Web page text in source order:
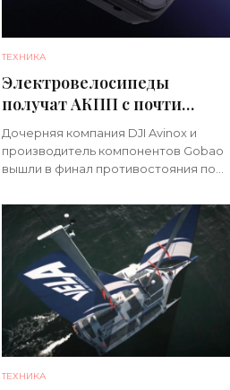
ТЕХНИКА
Электровелосипеды
получат АКПП с почти
бесконечным количеством
скоростей - «Техника»
Дочерняя компания DJI Avinox и
производитель компонентов Gobao
вышли в финал противостояния по
для электробайков с
интегрированной вариаторной
трансмиссией. Обе уже
ТЕХНИКА